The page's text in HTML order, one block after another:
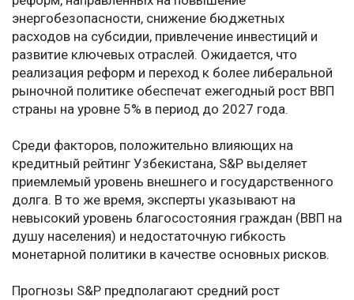
энергобезопасности, снижение бюджетных
расходов на субсидии, привлечение инвестиций и
развитие ключевых отраслей. Ожидается, что
реализация реформ и переход к более либеральной
рыночной политике обеспечат ежегодный рост ВВП
страны на уровне 5% в период до 2027 года.
Среди факторов, положительно влияющих на
кредитный рейтинг Узбекистана, S&P выделяет
приемлемый уровень внешнего и государственного
долга. В то же время, эксперты указывают на
невысокий уровень благосостояния граждан (ВВП на
душу населения) и недостаточную гибкость
монетарной политики в качестве основных рисков.
Прогнозы S&P предполагают средний рост